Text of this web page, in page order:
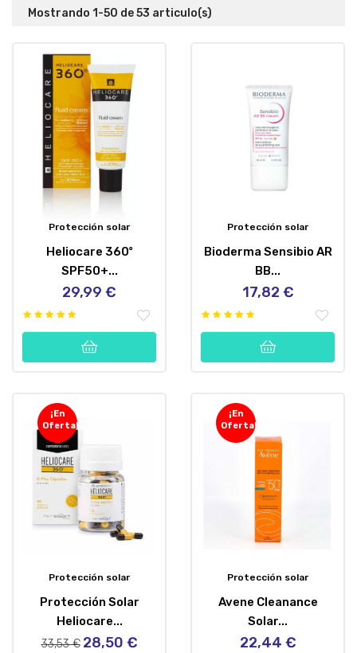
Mostrando 1-50 de 53 articulo(s)
Protección solar
Heliocare 360º
SPF50+...
Precio
29,99 €
Protección solar
Bioderma Sensibio AR
BB...
Precio
17,82 €
¡En
Oferta!
Protección solar
Protección Solar
Heliocare...
Precio
33,53 € Precio
28,50 €
¡En
Oferta!
Protección solar
Avene Cleanance
Solar...
Precio
22,44 €